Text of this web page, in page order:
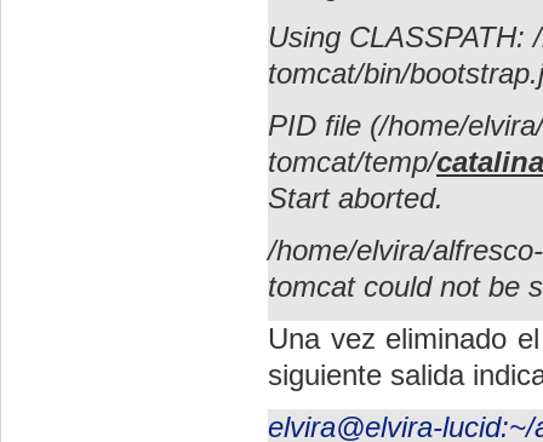
Using CLASSPATH:
tomcat/bin/
PID file (/home/
tomcat/temp/
Start aborted.
/home/elvira/
tomcat could not be
Una vez eliminado
siguiente salida
elvira@elvira-